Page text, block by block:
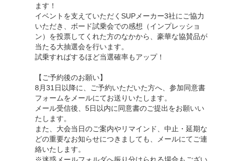
ます！
イベントを支えていただくSUPメーカー3社にご協力
いただき、ボード試乗会での感想（インプレッショ
ン）を投票してくれた方のなかから、豪華な協賛品が
当たる大抽選会を行います。
試乗すればするほど当選確率もアップ！
【ご予約後のお願い】
8月31日以降に、ご予約いただいた方へ、参加同意書
フォームをメールにてお送りいたします。
メール受信後、5日以内に同意書のご提出をお願いい
たします。
また、大会当日のご案内やリマインド、中止・延期な
どの重要なお知らせにつきましても、メールにてご連
絡いたします。